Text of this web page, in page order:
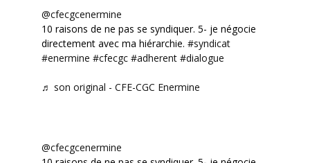
@cfecgcenermine
10 raisons de ne pas se syndiquer. 5- je négocie
directement avec ma hiérarchie. #syndicat
#enermine #cfecgc #adherent #dialogue
♬ son original - CFE-CGC Enermine
@cfecgcenermine